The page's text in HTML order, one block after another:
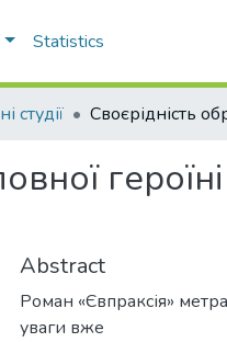
Statistics
студії
Abstract
Роман «Євпраксія»
уваги вже